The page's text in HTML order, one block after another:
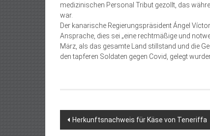
medizinischen Personal Tribut gezollt, das
war.
Der kanarische Regierungspräsident Ángel
Ansprache, dies sei „eine rechtmäßige und
März, als das gesamte Land stillstand und die
den tapferen Soldaten gegen Covid, gelegt
Beitragsnavigation
Herkunftsnachweis für Käse von Teneriffa